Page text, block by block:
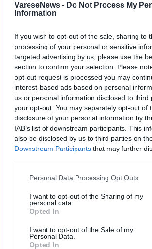
VareseNews - Do Not Process My
Information
If you wish to opt-out of the sale, sharing to
processing of your personal or sensitive
targeted advertising by us, please use the
section to confirm your selection. Please
opt-out request is processed you may
interest-based ads based on personal
us or personal information disclosed to third
your opt-out. You may separately opt-out of
disclosure of your personal information by
IAB’s list of downstream participants. This
also be disclosed by us to third parties on
Downstream Participants that may further
Personal Data Processing Opt Outs
I want to opt-out of the Sharing of my
personal data.
Opted In
I want to opt-out of the Sale of my
Personal Data.
Opted In
INCONTRI
06 Marzo 2023
Il GAT di Tradate rievoca
suggestiva conferenza
disastro dello Shuttle
Tradate
Cinema Paolo Grassi Di Tradate